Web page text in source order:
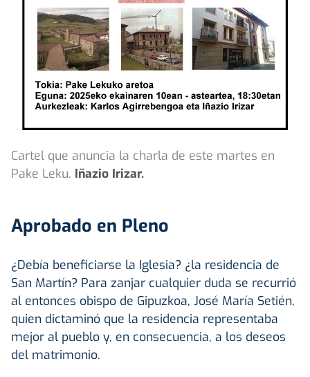
Cartel que anuncia la charla de este martes en
Pake Leku. Iñazio Irizar.
Aprobado en Pleno
¿Debía beneficiarse la Iglesia? ¿la residencia de
San Martín? Para zanjar cualquier duda se recurrió
al entonces obispo de Gipuzkoa, José María Setién,
quien dictaminó que la residencia representaba
mejor al pueblo y, en consecuencia, a los deseos
del matrimonio.